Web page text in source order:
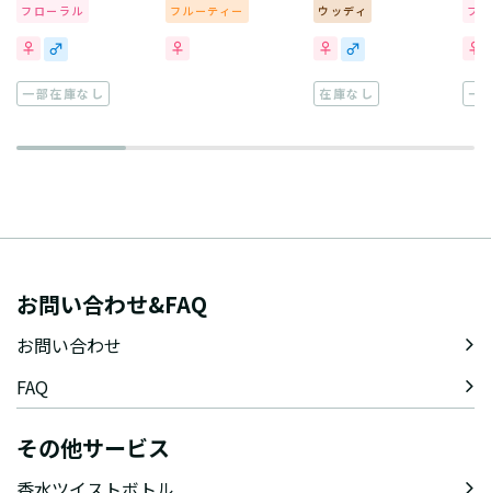
フローラル
一部在庫なし
フルーティー ウッディ
在庫なし
フ
一
お問い合わせ&FAQ
お問い合わせ
FAQ
その他サービス